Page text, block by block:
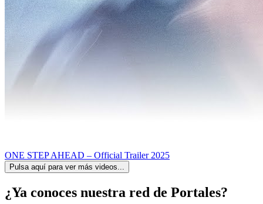
ONE STEP AHEAD – Official Trailer 2025
Pulsa aquí para ver más videos...
¿Ya conoces nuestra red de Portales?